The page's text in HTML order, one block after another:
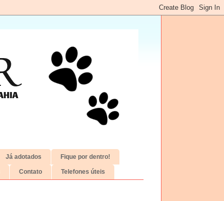
Já adotados Fique por dentro!
Contato Telefones úteis